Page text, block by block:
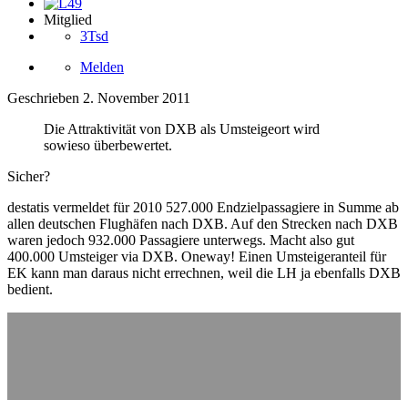
Mitglied
3Tsd
Melden
Geschrieben 2. November 2011
Die Attraktivität von DXB als Umsteigeort wird
sowieso überbewertet.
Sicher?
destatis vermeldet für 2010 527.000 Endzielpassagiere in Summe ab
allen deutschen Flughäfen nach DXB. Auf den Strecken nach DXB
waren jedoch 932.000 Passagiere unterwegs. Macht also gut
400.000 Umsteiger via DXB. Oneway! Einen Umsteigeranteil für
EK kann man daraus nicht errechnen, weil die LH ja ebenfalls DXB
bedient.